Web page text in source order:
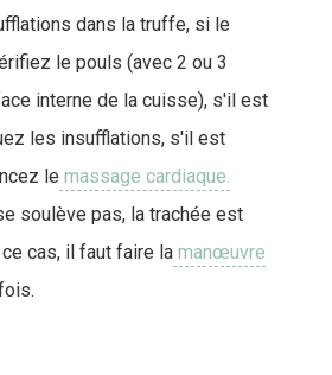
dans la truffe, si le
le pouls (avec 2 ou 3
interne de la cuisse), s'il est
les insufflations, s'il est
le massage cardiaque.
soulève pas, la trachée est
cas, il faut faire la manœuvre